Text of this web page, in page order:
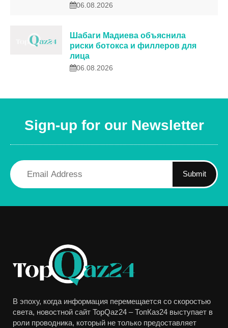
06.08.2026
Шабаги Мадиева объяснила
риски ботокса и филлеров для
лица
06.08.2026
Sign-up for our Newsletter
Submit
В эпоху, когда информация перемещается со скоростью
света, новостной сайт TopQaz24 – ТопКаз24 выступает в
роли проводника, который не только предоставляет